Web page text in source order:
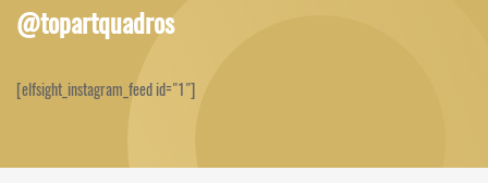
@topartquadros
[elfsight_instagram_feed id="1"]